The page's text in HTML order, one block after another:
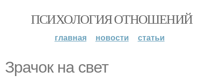
ПСИХОЛОГИЯ ОТНОШЕНИЙ
главная новости статьи
Зрачок на свет